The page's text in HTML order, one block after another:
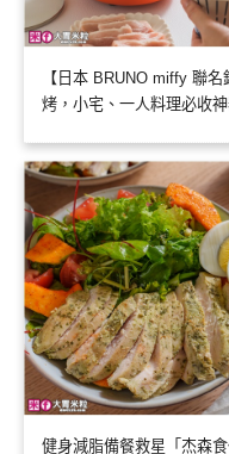
【日本 BRUNO miffy 聯
烤，小宅、一人料理必收神
健身減脂備餐救星「杰森